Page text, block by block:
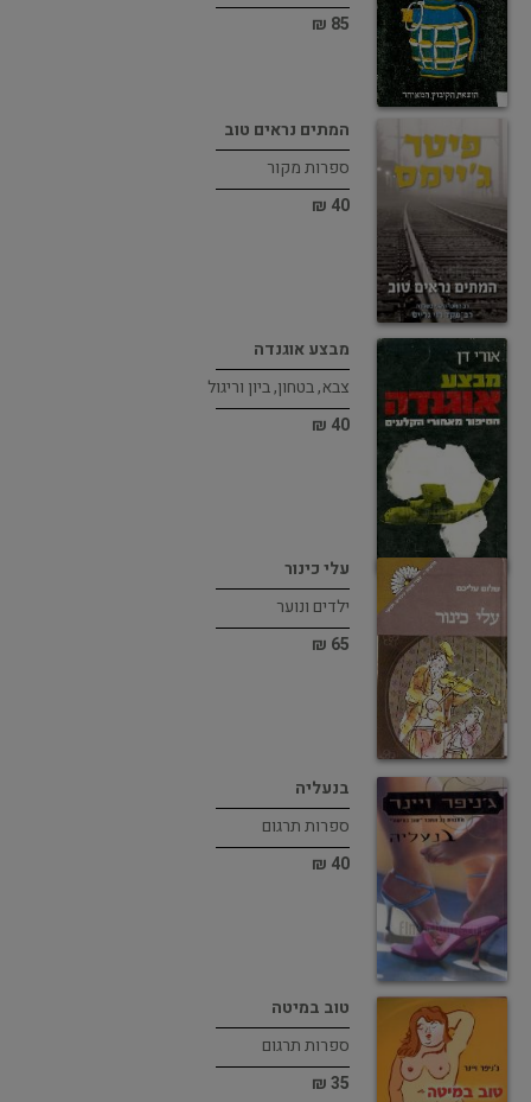
85 ₪
המתים נראים טוב
ספרות מקור
40 ₪
מבצע אוגנדה
צבא, בטחון, ביון וריגול
40 ₪
עלי כינור
ילדים ונוער
65 ₪
בנעליה
ספרות תרגום
40 ₪
טוב במיטה
ספרות תרגום
35 ₪